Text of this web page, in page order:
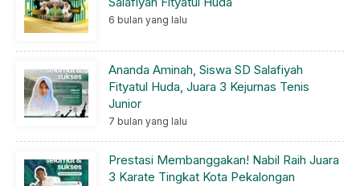
6 bulan yang lalu
Ananda Aminah, Siswa SD Salafiyah
Fityatul Huda, Juara 3 Kejurnas Tenis
Junior
7 bulan yang lalu
Prestasi Membanggakan! Nabil Raih Juara
3 Karate Tingkat Kota Pekalongan